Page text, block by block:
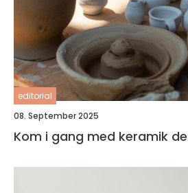
editorial
08. September 2025
Kom i gang med keramik